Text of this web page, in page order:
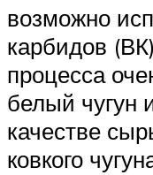
возможно
карбидов
процесса
белый чугун
качестве
ковкого